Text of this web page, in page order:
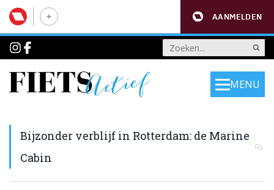
AANMELDEN
MENU
Bijzonder verblijf in Rotterdam: de Marine
Cabin